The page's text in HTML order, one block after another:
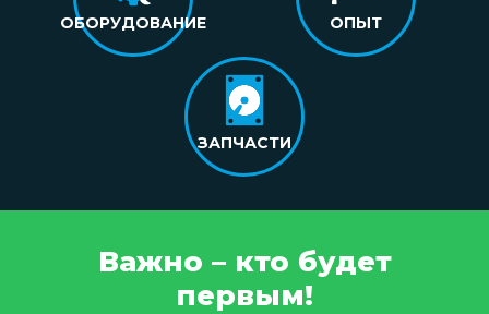
ОБОРУДОВАНИЕ ОПЫТ
ЗАПЧАСТИ
Важно – кто будет
первым!